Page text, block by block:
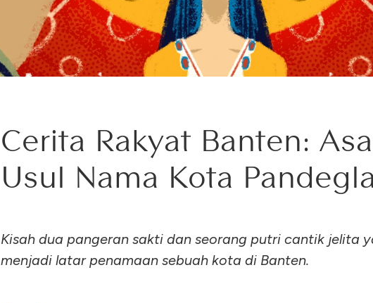
Cerita Rakyat Banten:
Usul Nama Kota
Kisah dua pangeran sakti dan seorang putri cantik jelita
menjadi latar penamaan sebuah kota di Banten.